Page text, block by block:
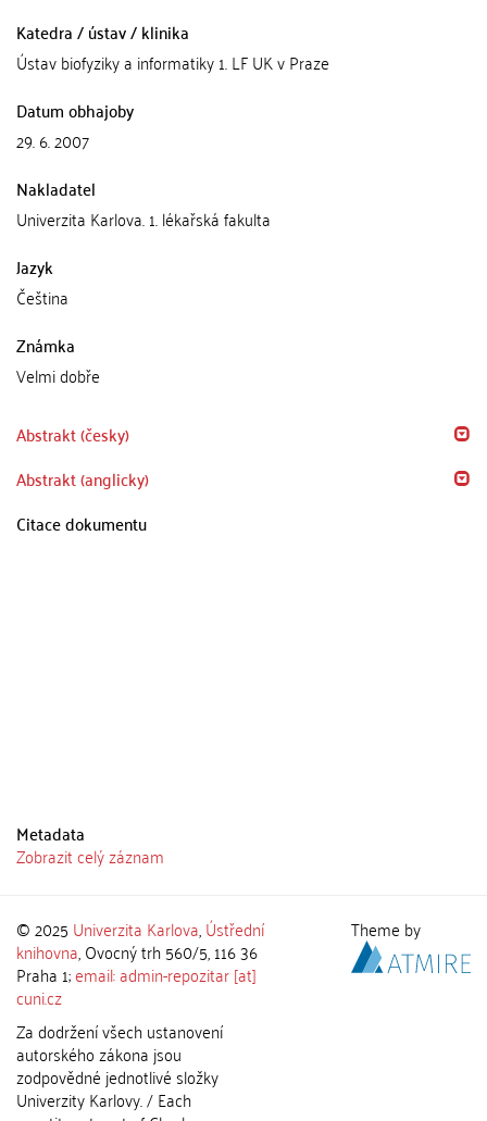
Katedra / ústav / klinika
Ústav biofyziky a informatiky 1. LF UK v Praze
Datum obhajoby
29. 6. 2007
Nakladatel
Univerzita Karlova. 1. lékařská fakulta
Jazyk
Čeština
Známka
Velmi dobře
Abstrakt (česky)
Abstrakt (anglicky)
Citace dokumentu
Metadata
Zobrazit celý záznam
© 2025 Univerzita Karlova,Ústřední
knihovna, Ovocný trh 560/5, 116 36
Praha 1;email: admin-repozitar [at]
cuni.cz
Za dodržení všech ustanovení
autorského zákona jsou
zodpovědné jednotlivé složky
Univerzity Karlovy. / Each
Theme by